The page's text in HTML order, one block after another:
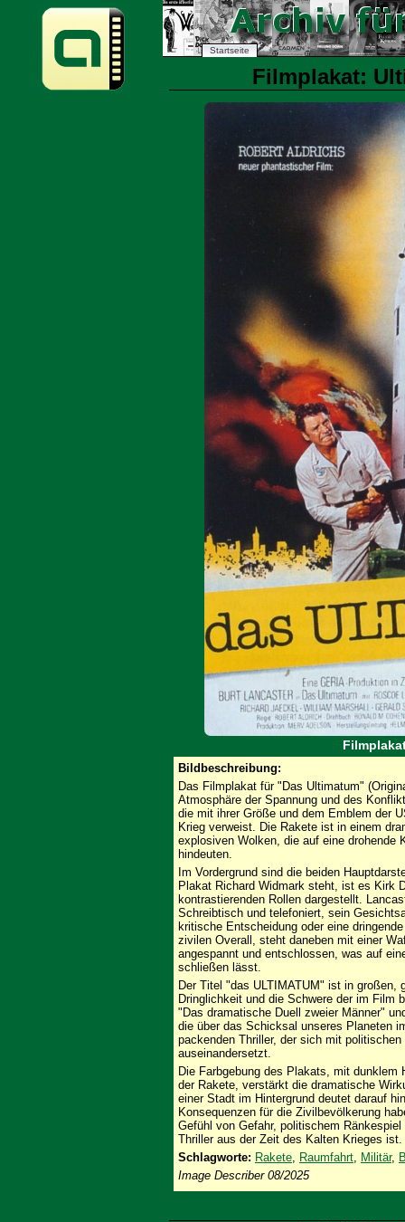
Startseite
Filmplakat:
Bildbeschreibung:
Das Filmplakat für "Das Ultimatum"
Atmosphäre der Spannung und des
die mit ihrer Größe und dem Emblem der
Krieg verweist. Die Rakete ist in einem
explosiven Wolken, die auf eine drohende
hindeuten.
Im Vordergrund sind die beiden
Plakat Richard Widmark steht, ist es Kirk
kontrastierenden Rollen dargestellt.
Schreibtisch und telefoniert, sein
kritische Entscheidung oder eine
zivilen Overall, steht daneben mit einer
angespannt und entschlossen, was auf
schließen lässt.
Der Titel "das ULTIMATUM" ist in großen,
Dringlichkeit und die Schwere der im Film
"Das dramatische Duell zweier Männer"
die über das Schicksal unseres Planeten
packenden Thriller, der sich mit
auseinandersetzt.
Die Farbgebung des Plakats, mit
der Rakete, verstärkt die dramatische
einer Stadt im Hintergrund deutet darauf
Konsequenzen für die Zivilbevölkerung
Gefühl von Gefahr, politischem
Thriller aus der Zeit des Kalten Krieges ist.
Schlagworte: Rakete, Raumfahrt, Militär,
Image Describer 08/2025